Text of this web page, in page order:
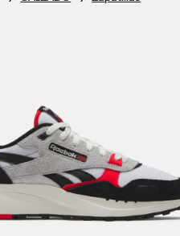
2.
club c
6.
polerón
7.
nano 4
8.
nano 5
chaqueta